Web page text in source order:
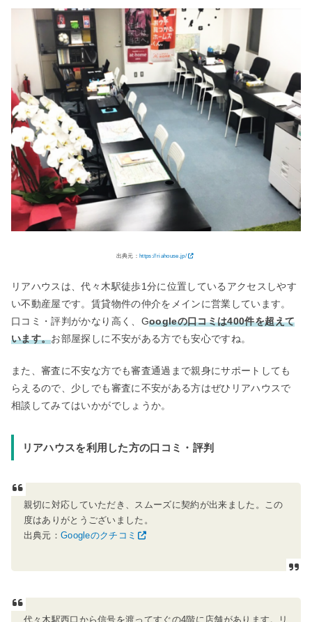
出典元： https://riahouse.jp/
リアハウスは、代々木駅徒歩1分に位置しているアクセスしやす
い不動産屋です。賃貸物件の仲介をメインに営業しています。
口コミ・評判がかなり高く、Googleの口コミは400件を超えて
います。お部屋探しに不安がある方でも安心ですね。
また、審査に不安な方でも審査通過まで親身にサポートしても
らえるので、少しでも審査に不安がある方はぜひリアハウスで
相談してみてはいかがでしょうか。
リアハウスを利用した方の口コミ・評判
親切に対応していただき、スムーズに契約が出来ました。この
度はありがとうございました。
出典元： Googleのクチコミ
代々木駅西口から信号を渡ってすぐの4階に店舗があります。リ